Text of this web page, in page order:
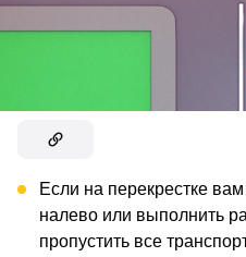
Если на перекрестке
налево или выполнить
пропустить все